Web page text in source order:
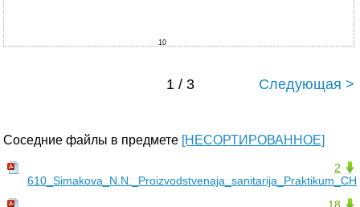
10
1 / 3 Следующая >
Соседние файлы в предмете [НЕСОРТИРОВАННОЕ]
2